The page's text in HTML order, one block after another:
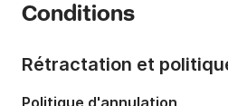
Capacité à bord:
Nombre de couchages:
Conditions
Rétractation et